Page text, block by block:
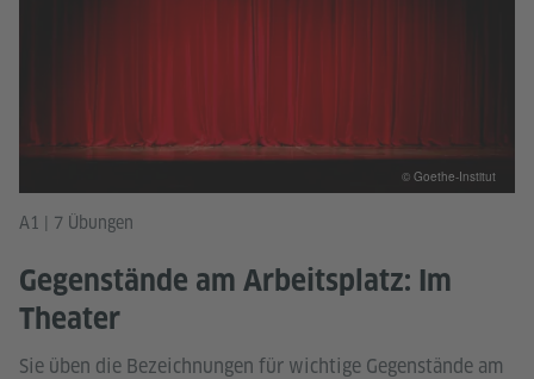
A1 | 7 Übungen
Gegenstände am Arbeitsplatz: Im
Theater
Sie üben die Bezeichnungen für wichtige Gegenstände am
© Goethe-Institut